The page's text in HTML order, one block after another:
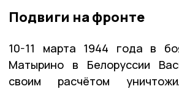
Подвиги на фронте
10-11 марта 1944 года в
Матырино в Белоруссии
своим расчётом